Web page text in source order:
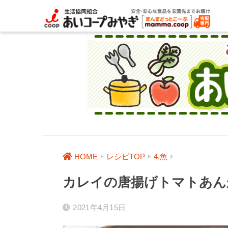
HOME レシピTOP 4.魚
カレイの唐揚げトマトあ
2021年4月15日